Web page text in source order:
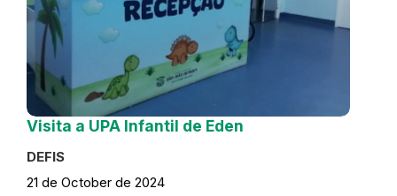
Visita a UPA Infantil de Eden
DEFIS
21 de October de 2024